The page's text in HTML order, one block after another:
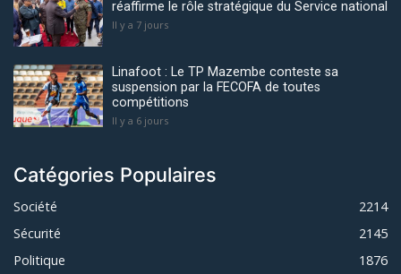
réaffirme le rôle stratégique du Service national
Il y a 7 jours
Linafoot : Le TP Mazembe conteste sa
suspension par la FECOFA de toutes
compétitions
Il y a 6 jours
Catégories Populaires
Société
2214
Sécurité
2145
Politique
1876